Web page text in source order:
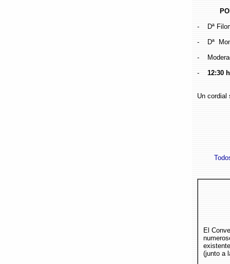
- Dª
- Dª
-
- 12:30
Un cordial
El
(junto a